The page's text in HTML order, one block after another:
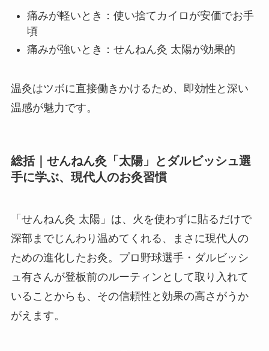
痛みが軽いとき：使い捨てカイロが安価でお手
頃
痛みが強いとき：せんねん灸 太陽が効果的
温灸はツボに直接働きかけるため、即効性と深い
温感が魅力です。
総括｜ せんねん灸「太陽」とダルビッシュ選
手に学ぶ、現代人のお灸習慣
「せんねん灸 太陽」は、火を使わずに貼るだけで
深部までじんわり温めてくれる、まさに現代人の
ための進化したお灸。プロ野球選手・ダルビッシ
ュ有さんが登板前のルーティンとして取り入れて
いることからも、その信頼性と効果の高さがうか
がえます。